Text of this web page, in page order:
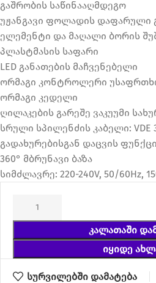
გაშრობის საწინააღმდეგო
უჟანგავი ფოლადის დაფარული
ელემენტი და მაღალი ბორის
პლასტმასის საფარი
LED განათების მაჩვენებელი
ორმაგი კონტროლერი
ორმაგი კედელი
ღილაკების გარეშე ვაკუუმი
სრული სპილენძის კაბელი: VDE
გადახურებისგან დაცვის
360° მბრუნავი ბაზა
სიმძლავრე: 220-240V, 50/60Hz,
ᲙᲐᲚᲐᲗᲐᲨᲘ
ᲘᲧᲘᲓᲔ
სურვილებში დამატება